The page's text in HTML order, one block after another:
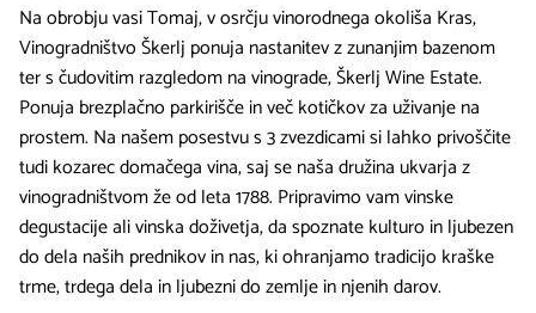
Na obrobju vasi Tomaj, v osrčju vinorodnega okoliša Kras,
Vinogradništvo Škerlj ponuja nastanitev z zunanjim bazenom
ter s čudovitim razgledom na vinograde, Škerlj Wine Estate.
Ponuja brezplačno parkirišče in več kotičkov za uživanje na
prostem. Na našem posestvu s 3 zvezdicami si lahko privoščite
tudi kozarec domačega vina, saj se naša družina ukvarja z
vinogradništvom že od leta 1788. Pripravimo vam vinske
degustacije ali vinska doživetja, da spoznate kulturo in ljubezen
do dela naših prednikov in nas, ki ohranjamo tradicijo kraške
trme, trdega dela in ljubezni do zemlje in njenih darov.